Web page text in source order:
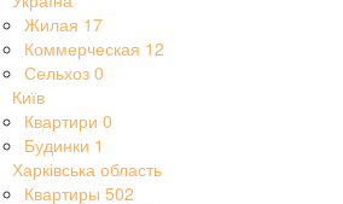
Жилая 17
Коммерческая 12
Сельхоз 0
Київ
Квартири 0
Будинки 1
Харківська область
Квартиры 502